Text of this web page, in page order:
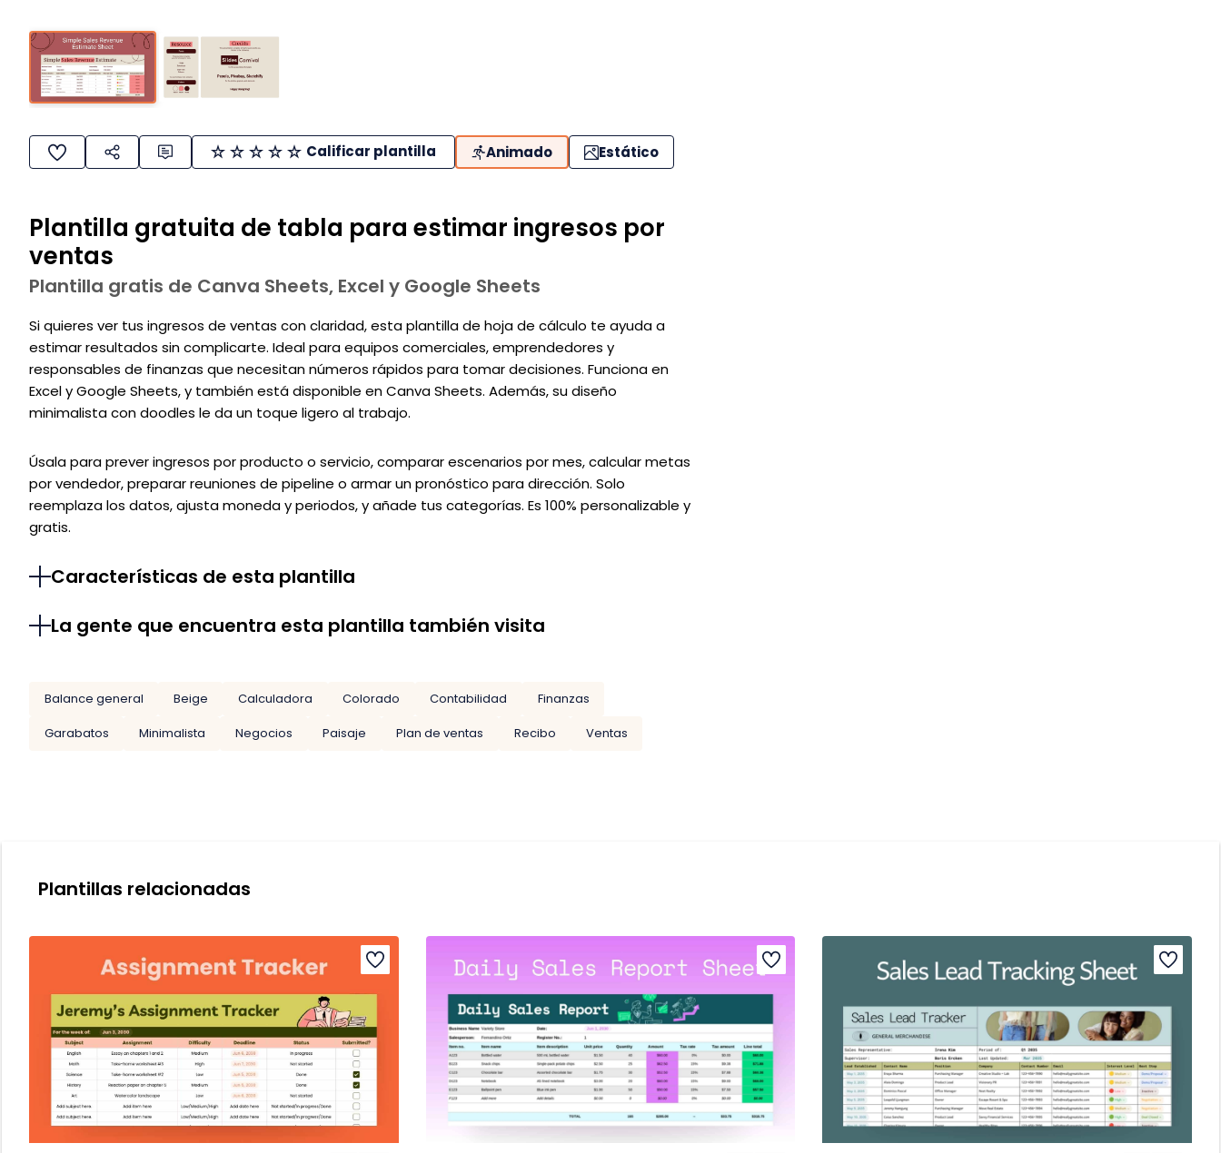
Calificar plantilla Animado Estático
Plantilla gratuita de tabla para estimar ingresos por
ventas
Plantilla gratis de Canva Sheets, Excel y Google Sheets
Si quieres ver tus ingresos de ventas con claridad, esta plantilla de hoja de cálculo te ayuda a
estimar resultados sin complicarte. Ideal para equipos comerciales, emprendedores y
responsables de finanzas que necesitan números rápidos para tomar decisiones. Funciona en
Excel y Google Sheets, y también está disponible en Canva Sheets. Además, su diseño
minimalista con doodles le da un toque ligero al trabajo.
Úsala para prever ingresos por producto o servicio, comparar escenarios por mes, calcular metas
por vendedor, preparar reuniones de pipeline o armar un pronóstico para dirección. Solo
reemplaza los datos, ajusta moneda y periodos, y añade tus categorías. Es 100% personalizable y
gratis.
Características de esta plantilla
La gente que encuentra esta plantilla también visita
Balance general Beige Calculadora Colorado Contabilidad
Finanzas
Garabatos
Minimalista Negocios Paisaje Plan de ventas Recibo Ventas
Plantillas relacionadas